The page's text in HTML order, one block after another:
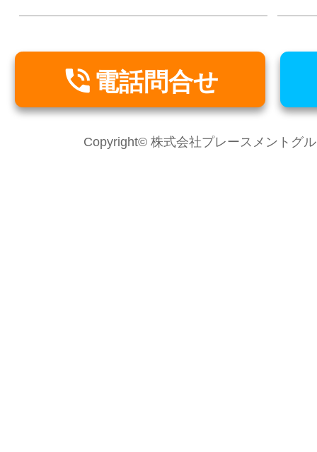
 電話問合せ
Copyright© 株式会社プレースメントグ